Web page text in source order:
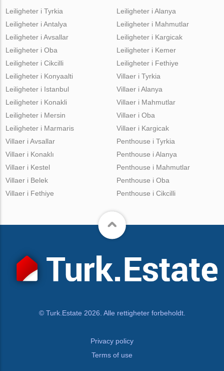
Leiligheter i Tyrkia
Leiligheter i Antalya
Leiligheter i Avsallar
Leiligheter i Oba
Leiligheter i Cikcilli
Leiligheter i Alanya
Leiligheter i Mahmutlar
Leiligheter i Kargicak
Leiligheter i Kemer
Leiligheter i Fethiye
Leiligheter i Konyaalti
Leiligheter i Istanbul
Leiligheter i Konakli
Leiligheter i Mersin
Leiligheter i Marmaris
Villaer i Tyrkia
Villaer i Alanya
Villaer i Mahmutlar
Villaer i Oba
Villaer i Kargicak
Villaer i Avsallar
Villaer i Konaklı
Villaer i Kestel
Villaer i Belek
Villaer i Fethiye
Penthouse i Tyrkia
Penthouse i Alanya
Penthouse i Mahmutlar
Penthouse i Oba
Penthouse i Cikcilli
© Turk.Estate 2026. Alle rettigheter forbeholdt.
Privacy policy
Terms of use